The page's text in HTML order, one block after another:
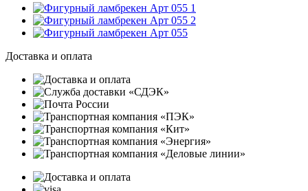
1
2
Доставка и оплата